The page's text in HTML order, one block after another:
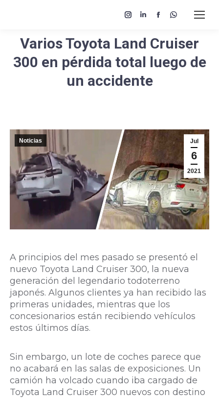
Instagram
opens
in
window
Linkedin
opens
in
window
Facebook
opens
in
new
Whatsapp
opens
in
new
Varios Toyota Land Cruiser
300 en pérdida total luego de
un accidente
Jul
6
2021
Noticias
A principios del mes pasado se presentó el
nuevo Toyota Land Cruiser 300, la nueva
generación del legendario todoterreno
japonés. Algunos clientes ya han recibido las
primeras unidades, mientras que los
concesionarios están recibiendo vehículos
estos últimos días.
Sin embargo, un lote de coches parece que
no acabará en las salas de exposiciones. Un
camión ha volcado cuando iba cargado de
Toyota Land Cruiser 300 nuevos con destino